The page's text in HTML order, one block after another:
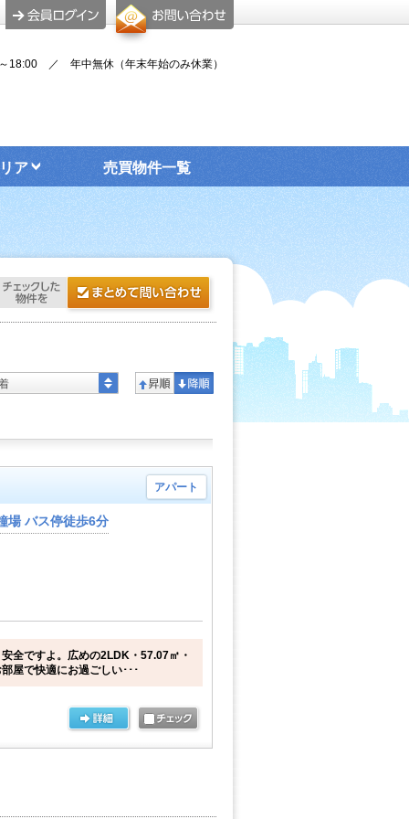
18:00 ／ 年中無休（年末年始のみ休業）
ア 売買物件一覧
アパート
場 バス停徒歩6分
全ですよ。広めの2LDK・57.07㎡・
屋で快適にお過ごしい･･･